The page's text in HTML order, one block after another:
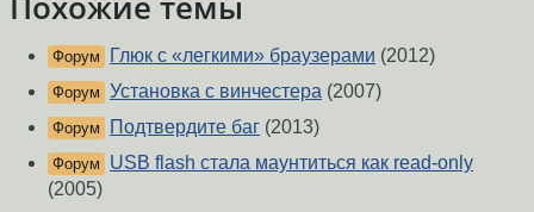
Форум Глюк с «легкими» браузерами (2012)
Форум Установка с винчестера (2007)
Форум Подтвердите баг (2013)
Форум
USB flash стала маунтиться как read-only
(2005)